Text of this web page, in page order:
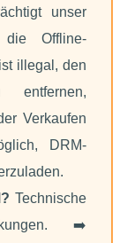
unser
die Offline-
illegal, den
Verkaufen
DRM-
Technische
➡️